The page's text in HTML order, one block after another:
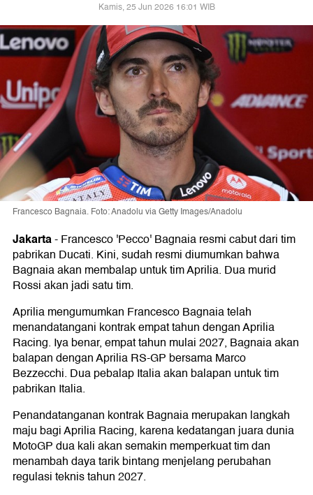
Kamis, 25 Jun 2026 16:01 WIB
Francesco Bagnaia. Foto: Anadolu via Getty Images/Anadolu
Jakarta-Francesco 'Pecco' Bagnaia resmi cabut dari tim
pabrikan Ducati. Kini, sudah resmi diumumkan bahwa
Bagnaia akan membalap untuk tim Aprilia. Dua murid
Rossi akan jadi satu tim.
Aprilia mengumumkan Francesco Bagnaia telah
menandatangani kontrak empat tahun dengan Aprilia
Racing. Iya benar, empat tahun mulai 2027, Bagnaia akan
balapan dengan Aprilia RS-GP bersama Marco
Bezzecchi. Dua pebalap Italia akan balapan untuk tim
pabrikan Italia.
Penandatanganan kontrak Bagnaia merupakan langkah
maju bagi Aprilia Racing, karena kedatangan juara dunia
MotoGP dua kali akan semakin memperkuat tim dan
menambah daya tarik bintang menjelang perubahan
regulasi teknis tahun 2027.